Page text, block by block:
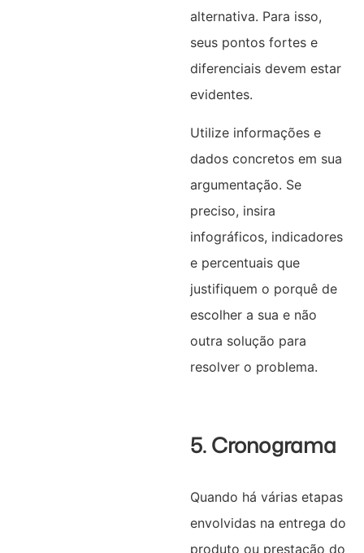
alternativa. Para isso,
seus pontos fortes e
diferenciais devem estar
evidentes.
Utilize informações e
dados concretos em sua
argumentação. Se
preciso, insira
infográficos, indicadores
e percentuais que
justifiquem o porquê de
escolher a sua e não
outra solução para
resolver o problema.
5. Cronograma
Quando há várias etapas
envolvidas na entrega do
produto ou prestação do